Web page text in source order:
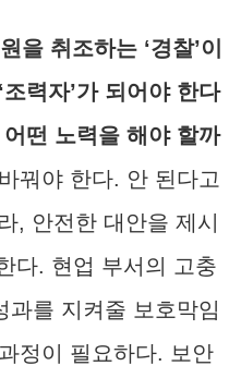
을 취조하는 ‘경찰’이
력자’가 되어야 한다
떤 노력을 해야 할까
꿔야 한다. 안 된다고
, 안전한 대안을 제시
다. 현업 부서의 고충
과를 지켜줄 보호막임
정이 필요하다. 보안